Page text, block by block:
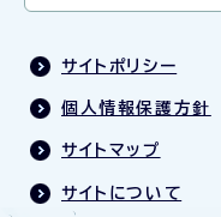
サイトポリシー
個人情報保護方針
サイトマップ
サイトについて